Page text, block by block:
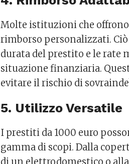
Molte istituzioni che
rimborso personalizzati.
durata del prestito e le rate
situazione finanziaria.
evitare il rischio di
5. Utilizzo Versatile
I prestiti da 1000 euro
gamma di scopi. Dalla